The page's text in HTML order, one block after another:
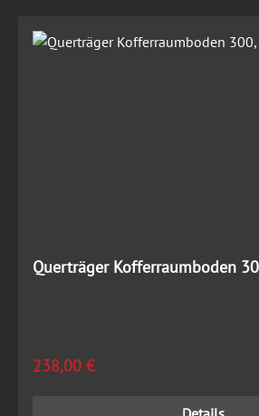
Querträger Kofferraumboden
Regulärer Preis:
238,00 €